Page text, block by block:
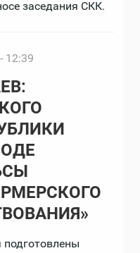
заседания СКК.
12:39